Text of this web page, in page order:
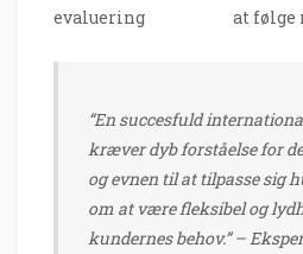
evaluering
at følge
“En succesfuld
kræver dyb forståelse for
og evnen til at tilpasse sig
om at være fleksibel og
kundernes behov.” –